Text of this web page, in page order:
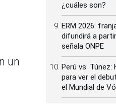
un
¿cuáles son?
ERM 2026:
difundirá a
señala ONPE
Perú vs. Túnez:
para ver el
el Mundial de